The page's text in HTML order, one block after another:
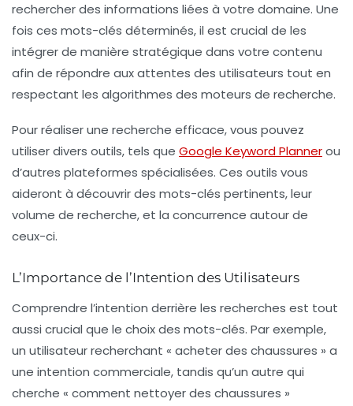
rechercher des informations liées à votre domaine. Une
fois ces mots-clés déterminés, il est crucial de les
intégrer de manière stratégique dans votre contenu
afin de répondre aux attentes des utilisateurs tout en
respectant les algorithmes des moteurs de recherche.
Pour réaliser une recherche efficace, vous pouvez
utiliser divers outils, tels que Google Keyword Plannerou
d’autres plateformes spécialisées. Ces outils vous
aideront à découvrir des mots-clés pertinents, leur
volume de recherche, et la concurrence autour de
ceux-ci.
L’Importance de l’Intention des Utilisateurs
Comprendre l’intention derrière les recherches est tout
aussi crucial que le choix des mots-clés. Par exemple,
un utilisateur recherchant « acheter des chaussures » a
une intention commerciale, tandis qu’un autre qui
cherche « comment nettoyer des chaussures »